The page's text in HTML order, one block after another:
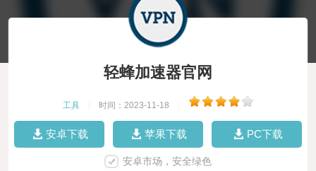
轻蜂加速器官网
工具 时间：2023-11-18
安卓下载 苹果下载 PC下载
安卓市场，安全绿色